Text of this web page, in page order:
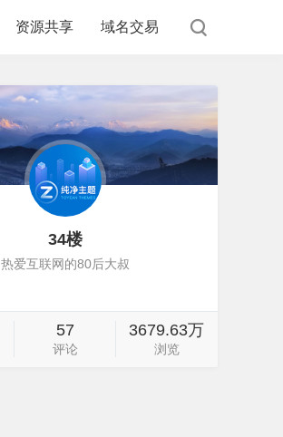
资源共享 域名交易
34楼
热爱互联网的80后大叔
57
评论
3679.63万
浏览